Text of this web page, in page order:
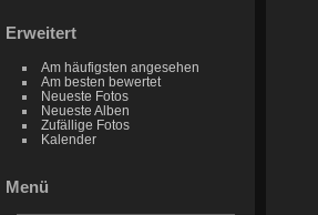
Erweitert
Am häufigsten angesehen
Am besten bewertet
Neueste Fotos
Neueste Alben
Zufällige Fotos
Kalender
Menü